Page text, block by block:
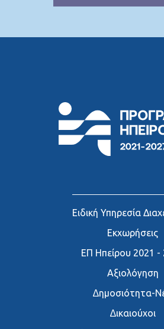
Ειδική Υπηρεσία
Εκχωρήσεις
ΕΠ Ηπείρου 2021 -
Αξιολόγηση
∆ημοσιότητα-
∆ικαιούχοι